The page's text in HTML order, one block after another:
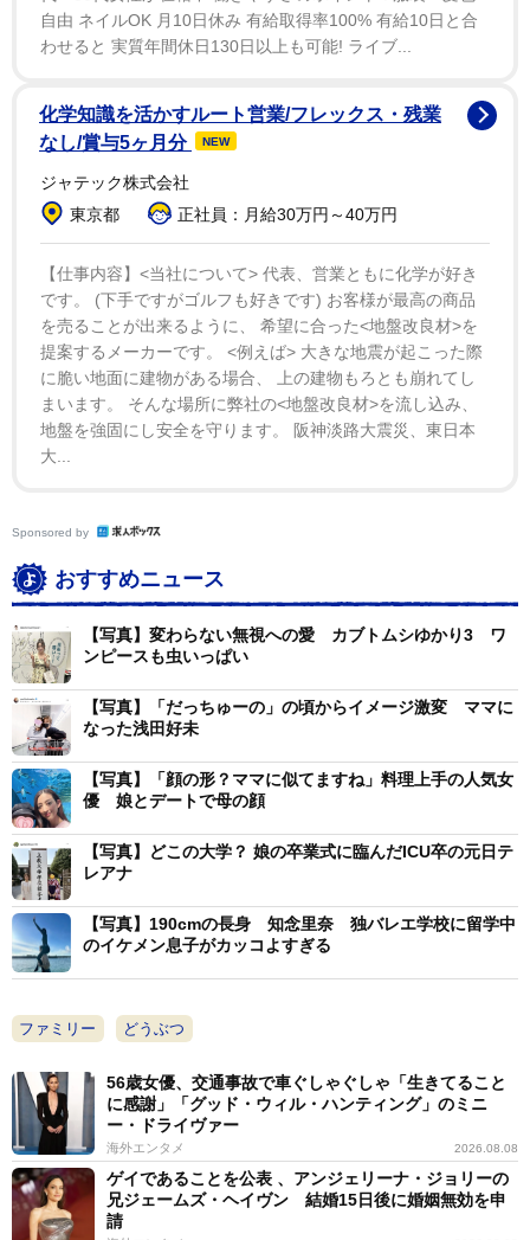
価交換はやばいwww」「将来は大物です!!」といった声
や「母親心をわかってる」「恐るべしカブちゃん
虫好きのアイドル“虫ドル”として人気を博した、ゆか
300匹飼っていたというエピソードも。1月26日にはイ
自由 ネイルOK 月10日休み 有給取得率100% 有給10日と合
わせると 実質年間休日130日以上も可能! ライブ...
化学知識を活かすルート営業/フレックス・残業
なし/賞与5ヶ月分
NEW
ジャテック株式会社
東京都
正社員：月給30万円～40万円
【仕事内容】<当社について> 代表、営業ともに化学が好き
です。 (下手ですがゴルフも好きです) お客様が最高の商品
を売ることが出来るように、 希望に合った<地盤改良材>を
提案するメーカーです。 <例えば> 大きな地震が起こった際
に脆い地面に建物がある場合、 上の建物もろとも崩れてし
まいます。 そんな場所に弊社の<地盤改良材>を流し込み、
地盤を強固にし安全を守ります。 阪神淡路大震災、東日本
大...
Sponsored by
おすすめニュース
【写真】変わらない無視への愛 カブトムシゆかり3 ワ
ンピースも虫いっぱい
【写真】「だっちゅーの」の頃からイメージ激変 ママに
なった浅田好未
【写真】「顔の形？ママに似てますね」料理上手の人気女
優 娘とデートで母の顔
【写真】どこの大学？ 娘の卒業式に臨んだICU卒の元日テ
レアナ
【写真】190cmの長身 知念里奈 独バレエ学校に留学中
のイケメン息子がカッコよすぎる
ファミリー どうぶつ
56歳女優、交通事故で車ぐしゃぐしゃ「生きてること
に感謝」「グッド・ウィル・ハンティング」のミニ
ー・ドライヴァー
海外エンタメ 2026.08.08
ゲイであることを公表 、アンジェリーナ・ジョリーの
兄ジェームズ・ヘイヴン 結婚15日後に婚姻無効を申
請